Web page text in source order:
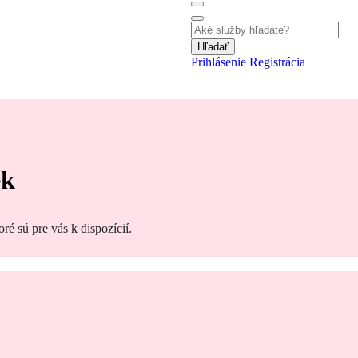
Hľadať
Prihlásenie Registrácia
sú pre vás k dispozícií.